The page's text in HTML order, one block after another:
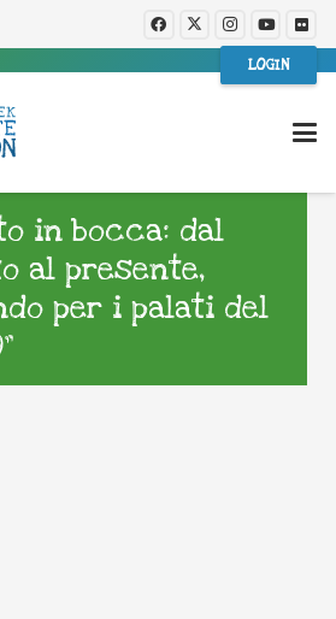
LOGIN
in bocca: dal
al presente,
per i palati del